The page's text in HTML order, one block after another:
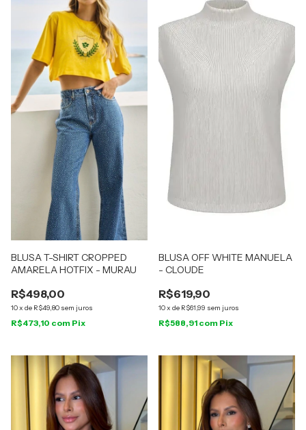
BLUSA T-SHIRT CROPPED
AMARELA HOTFIX - MURAU
R$498,00
10x de R$49,80 sem juros
R$473,10 com Pix
BLUSA OFF WHITE MANUELA
- CLOUDE
R$619,90
10x de R$61,99 sem juros
R$588,91 com Pix